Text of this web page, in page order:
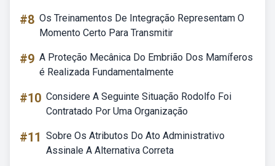
#8 Os Treinamentos De Integração Representam O
Momento Certo Para Transmitir
#9 A Proteção Mecânica Do Embrião Dos Mamíferos
é Realizada Fundamentalmente
#10 Considere A Seguinte Situação Rodolfo Foi
Contratado Por Uma Organização
#11 Sobre Os Atributos Do Ato Administrativo
Assinale A Alternativa Correta